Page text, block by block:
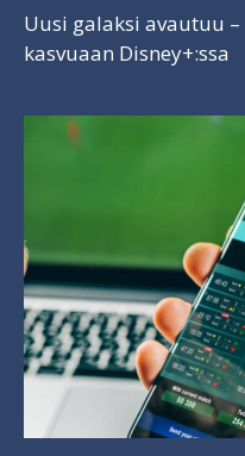
Uusi galaksi avautuu
kasvuaan Disney+:ssa